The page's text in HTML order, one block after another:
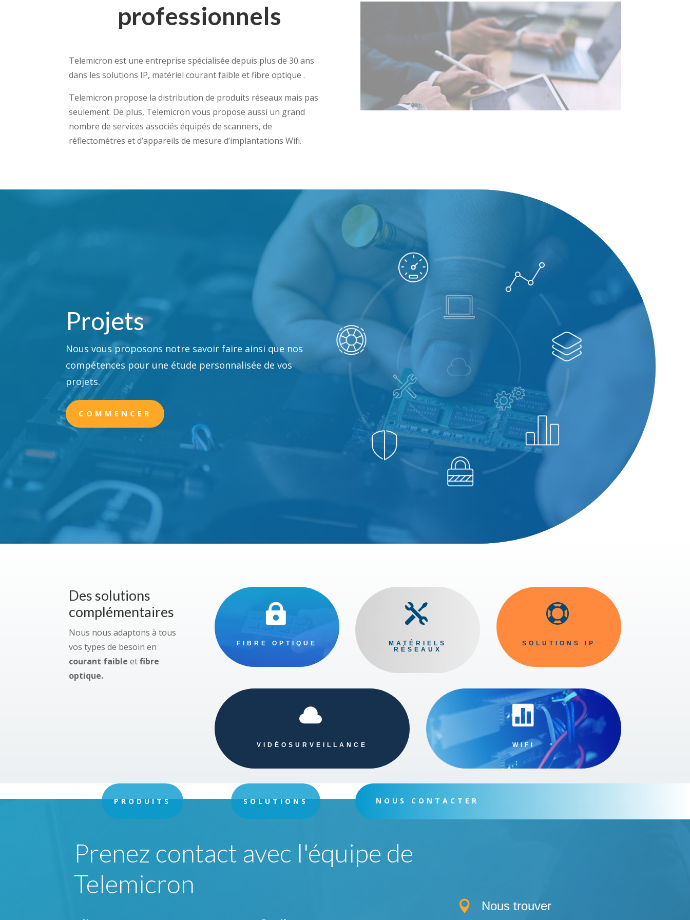
professionnels
Telemicron est une entreprise spécialisée depuis plus de 30 ans
dans les solutions IP, matériel courant faible et fibre optique .
Telemicron propose la distribution de produits réseaux mais pas
seulement. De plus, Telemicron vous propose aussi un grand
nombre de services associés équipés de scanners, de
réflectomètres et d’appareils de mesure d’implantations Wifi.
Projets
Nous vous proposons notre savoir faire ainsi que nos
compétences pour une étude personnalisée de vos
projets.
COMMENCER
Des solutions
complémentaires
Nous nous adaptons à tous
vos types de besoin en
courant faible etfibre
optique.

FIBRE OPTIQUE

MATÉRIELS
RÉSEAUX

SOLUTIONS IP

VIDÉOSURVEILLANCE

WIFI
PRODUITS SOLUTIONS NOUS CONTACTER
Prenez contact avec l'équipe de
Telemicron
 Nous trouver